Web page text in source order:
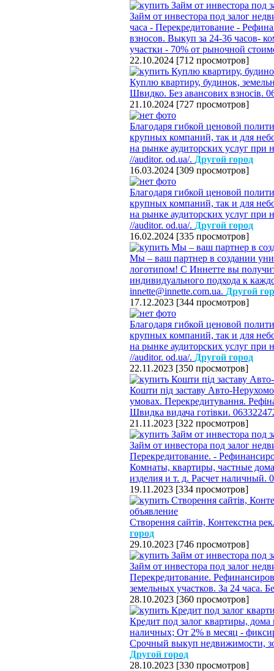
Займ от инвестора под залог
часа - Перекредитование -
взносов. Выкуп за 24-36 часов-
участки - 70% от рыночной
22.10.2024 [712 просмотров]
Куплю квартиру, будинок,
Швидко. Без авансових взносів.
21.10.2024 [727 просмотров]
Благодаря гибкой ценовой
крупных компаний, так и для
на рынке аудиторских услуг при
//auditor. od.ua/. Другой город
16.03.2024 [309 просмотров]
Благодаря гибкой ценовой
крупных компаний, так и для
на рынке аудиторских услуг при
//auditor. od.ua/. Другой город
16.02.2024 [335 просмотров]
Мы – ваш партнер в создании
логотипом! С Иннетте вы
индивидуального подхода к
innette@innette.com.ua. Другой
17.12.2023 [344 просмотров]
Благодаря гибкой ценовой
крупных компаний, так и для
на рынке аудиторских услуг при
//auditor. od.ua/. Другой город
22.11.2023 [350 просмотров]
Кошти під заставу Авто-
умовах. Перекредитування.
Швидка видача готівки.
21.11.2023 [322 просмотров]
Займ от инвестора под залог
Перекредитование. -
Комнаты, квартиры, частные
изделия и т. д. Расчет наличный.
19.11.2023 [334 просмотров]
Створення сайтів, Контекстна
город
29.10.2023 [746 просмотров]
Займ от инвестора под залог
Перекредитование.
земельных участков. За 24 часа.
28.10.2023 [360 просмотров]
Кредит под залог квартиры,
наличных; От 2% в месяц -
Срочный выкуп недвижимости,
Другой город
28.10.2023 [330 просмотров]